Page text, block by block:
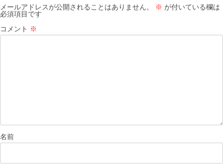
ン
メールアドレスが公開されることはありません。 ※ が付いている欄は
必須項目です
コメント ※
名前